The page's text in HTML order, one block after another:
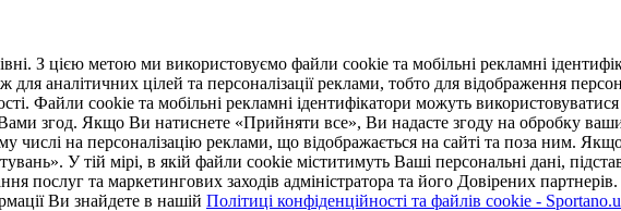
З цією метою ми використовуємо файли cookie та мобільні рекламні
аналітичних цілей та персоналізації реклами, тобто для відображення
Файли cookie та мобільні рекламні ідентифікатори можуть
згод. Якщо Ви натиснете «Прийняти все», Ви надасте згоду на обробку
на персоналізацію реклами, що відображається на сайті та поза ним.
У тій мірі, в якій файли cookie міститимуть Ваші персональні дані,
послуг та маркетингових заходів адміністратора та його Довірених
Ви знайдете в нашій Політиці конфіденційності та файлів cookie -